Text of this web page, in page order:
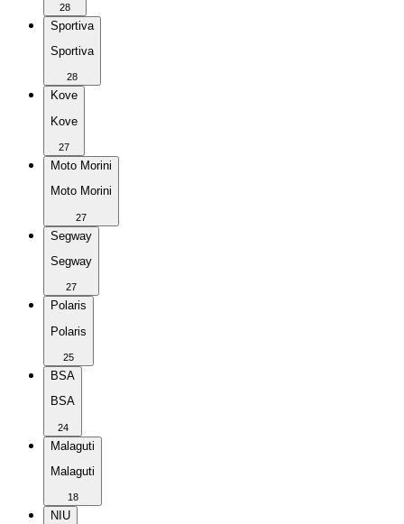
28
Sportiva
Sportiva
28
Kove
Kove
27
Moto Morini
Moto Morini
27
Segway
Segway
27
Polaris
Polaris
25
BSA
BSA
24
Malaguti
Malaguti
18
NIU